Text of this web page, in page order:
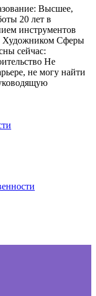
Высшее,
20 лет в
инструментов
Художником Сферы
сейчас:
Не
не могу найти